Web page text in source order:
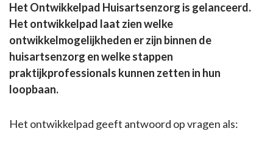
Het Ontwikkelpad Huisartsenzorg is gelanceerd.
Het ontwikkelpad laat zien welke
ontwikkelmogelijkheden er zijn binnen de
huisartsenzorg en welke stappen
praktijkprofessionals kunnen zetten in hun
loopbaan.
Het ontwikkelpad geeft antwoord op vragen als: